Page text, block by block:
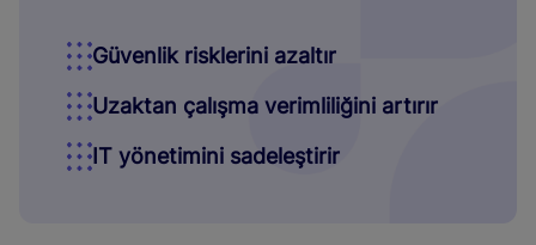
Güvenlik risklerini azaltır
Uzaktan çalışma verimliliğini artırır
IT yönetimini sadeleştirir